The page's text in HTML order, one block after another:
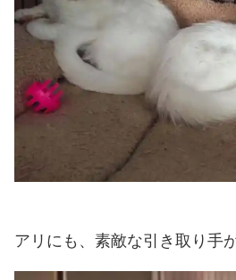
アリにも、素敵な引き取り手